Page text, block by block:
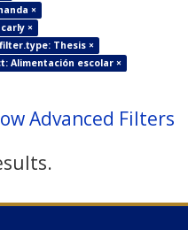
×
×
Thesis ×
Alimentación escolar ×
Advanced Filters